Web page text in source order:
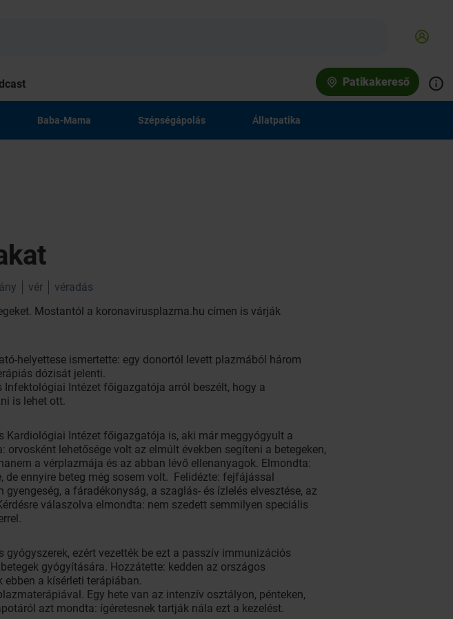
Patikakereső
Baba-Mama Szépségápolás Állatpatika
vér
véradás
Mostantól a koronavirusplazma.hu címen is várják
helyettese ismertette: egy donortól levett plazmából három
dózisát jelenti.
Intézet főigazgatója arról beszélt, hogy a
is lehet ott.
Kardiológiai Intézet főigazgatója is, aki már meggyógyult a
lehetősége volt az elmúlt években segíteni a betegeken,
a vérplazmája és az abban lévő ellenanyagok. Elmondta:
de ennyire beteg még sosem volt. Felidézte: fejfájással
a fáradékonyság, a szaglás- és ízlelés elvesztése, az
válaszolva elmondta: nem szedett semmilyen speciális
ezért vezették be ezt a passzív immunizációs
gyógyítására. Hozzátette: kedden az országos
a kísérleti terápiában.
Egy hete van az intenzív osztályon, pénteken,
azt mondta: ígéretesnek tartják nála ezt a kezelést.